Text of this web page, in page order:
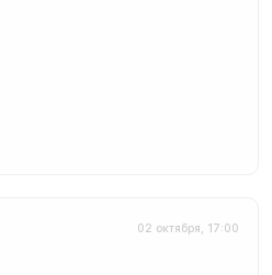
02 октября, 17:00